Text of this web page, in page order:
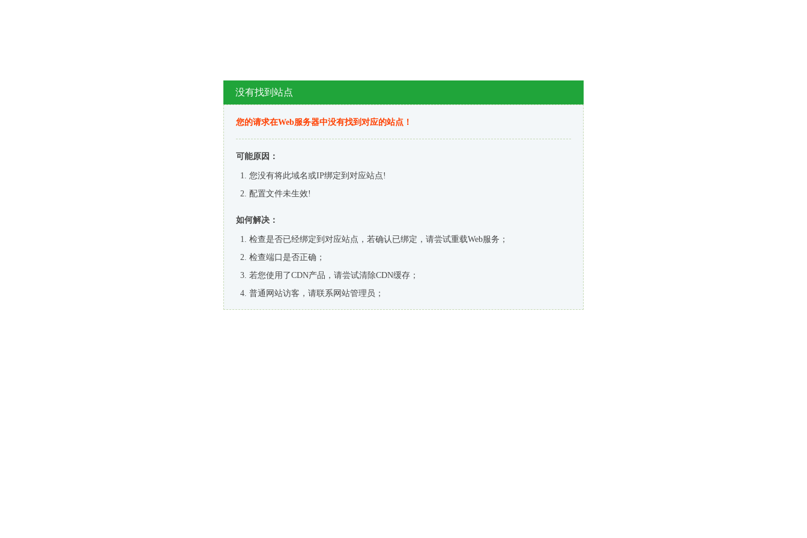
没有找到站点
您的请求在Web服务器中没有找到对应的站点！
可能原因：
您没有将此域名或IP绑定到对应站点!
配置文件未生效!
如何解决：
检查是否已经绑定到对应站点，若确认已绑定，请尝试重载Web服务；
检查端口是否正确；
若您使用了CDN产品，请尝试清除CDN缓存；
普通网站访客，请联系网站管理员；